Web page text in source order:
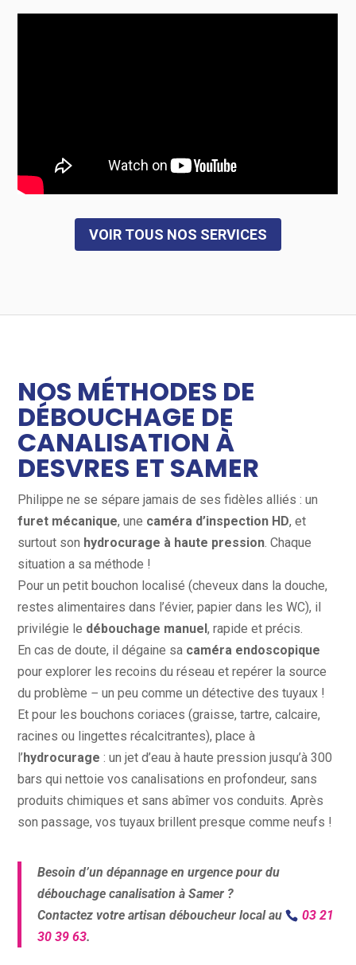
VOIR TOUS NOS SERVICES
NOS MÉTHODES DE
DÉBOUCHAGE DE
CANALISATION À
DESVRES ET SAMER
Philippe ne se sépare jamais de ses fidèles alliés : un
furet mécanique, une caméra d’inspection HD, et
surtout son hydrocurage à haute pression. Chaque
situation a sa méthode !
Pour un petit bouchon localisé (cheveux dans la douche,
restes alimentaires dans l’évier, papier dans les WC), il
privilégie le débouchage manuel, rapide et précis.
En cas de doute, il dégaine sa caméra endoscopique
pour explorer les recoins du réseau et repérer la source
du problème –un peu comme un détective des tuyaux !
Et pour les bouchons coriaces (graisse, tartre, calcaire,
racines ou lingettes récalcitrantes), place à
l’hydrocurage : un jet d’eau à haute pression jusqu’à 300
bars qui nettoie vos canalisations en profondeur, sans
produits chimiques et sans abîmer vos conduits. Après
son passage, vos tuyaux brillent presque comme neufs !
Besoin d’un dépannage en urgence pour du
débouchage canalisation à Samer ?
Contactez votre artisan déboucheur local au
03 21
30 39 63.